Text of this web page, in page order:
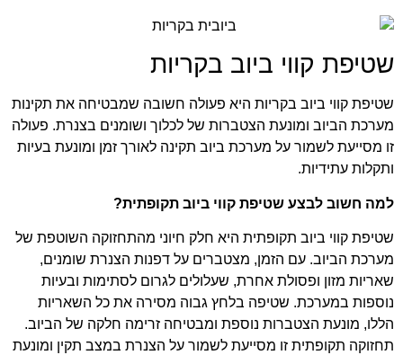
שטיפת קווי ביוב בקריות
שטיפת קווי ביוב בקריות היא פעולה חשובה שמבטיחה את תקינות
מערכת הביוב ומונעת הצטברות של לכלוך ושומנים בצנרת. פעולה
זו מסייעת לשמור על מערכת ביוב תקינה לאורך זמן ומונעת בעיות
ותקלות עתידיות.
למה חשוב לבצע שטיפת קווי ביוב תקופתית?
שטיפת קווי ביוב תקופתית היא חלק חיוני מהתחזוקה השוטפת של
מערכת הביוב. עם הזמן, מצטברים על דפנות הצנרת שומנים,
שאריות מזון ופסולת אחרת, שעלולים לגרום לסתימות ובעיות
נוספות במערכת. שטיפה בלחץ גבוה מסירה את כל השאריות
הללו, מונעת הצטברות נוספת ומבטיחה זרימה חלקה של הביוב.
תחזוקה תקופתית זו מסייעת לשמור על הצנרת במצב תקין ומונעת